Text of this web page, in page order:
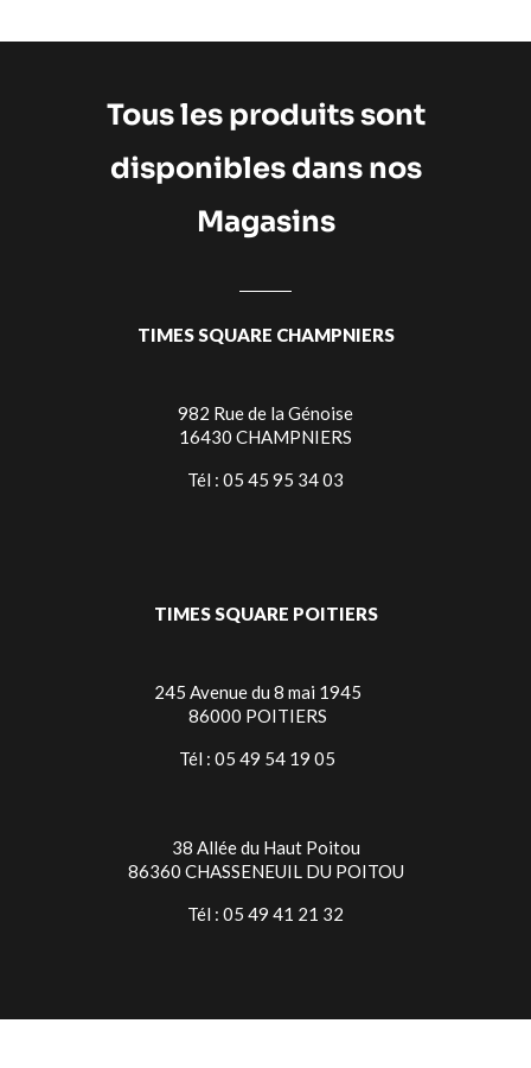
Tous les produits sont
disponibles dans nos
Magasins
TIMES SQUARE CHAMPNIERS
982 Rue de la Génoise
16430 CHAMPNIERS
Tél : 05 45 95 34 03
TIMES SQUARE POITIERS
245 Avenue du 8 mai 1945
86000 POITIERS
Tél : 05 49 54 19 05
38 Allée du Haut Poitou
86360 CHASSENEUIL DU POITOU
Tél : 05 49 41 21 32